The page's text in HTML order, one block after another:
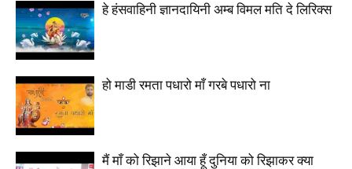
हे हंसवाहिनी ज्ञानदायिनी अम्ब विमल मति दे लिरिक्स
हो माडी रमता पधारो माँ गरबे पधारो ना
मैं माँ को रिझाने आया हूँ दुनिया को रिझाकर क्या